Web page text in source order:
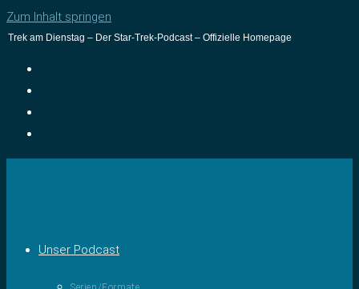
Zum Inhalt springen
Trek am Dienstag – Der Star-Trek-Podcast – Offizielle Homepage
Unser Podcast